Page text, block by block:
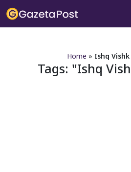
Home » Ishq
Tags: Ishq